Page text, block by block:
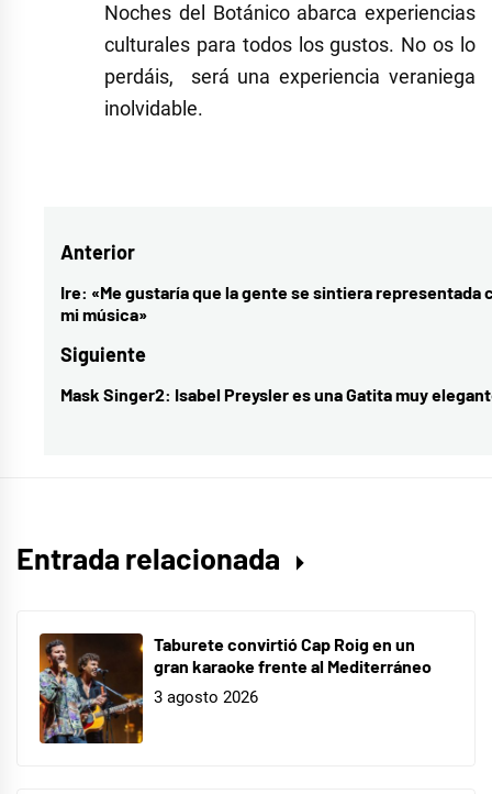
Noches del Botánico abarca experiencias
culturales para todos los gustos. No os lo
perdáis, será una experiencia veraniega
inolvidable.
del
Botánico
Navegación
de
Anterior
Entrada
anterior:
Ire: «Me gustaría que la gente se sintiera representada
mi música»
Siguiente
Entrada
Mask Singer2: Isabel Preysler es una Gatita muy
Entrada relacionada
Taburete convirtió Cap Roig en un
gran karaoke frente al Mediterráneo
3 agosto 2026